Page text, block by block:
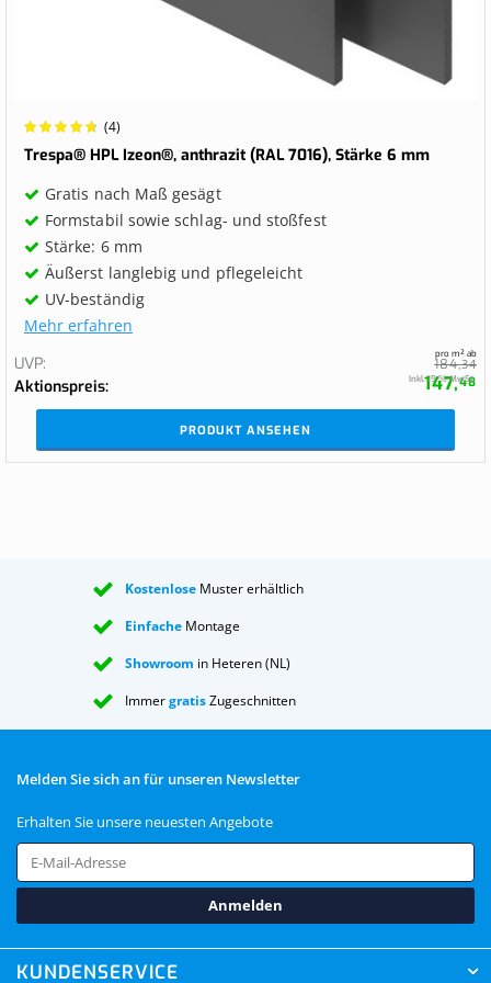
Wertung:
97.5%
(4)
Trespa® HPL Izeon®, anthrazit (RAL 7016), Stärke 6 mm
Gratis nach Maß gesägt
Formstabil sowie schlag- und stoßfest
Stärke: 6 mm
Äußerst langlebig und pflegeleicht
UV-beständig
Mehr erfahren
UVP
184,34
Aktionspreis
pro m² ab
147,48
Inkl. 19 % MwSt.
PRODUKT ANSEHEN
Kostenlose Muster erhältlich
Einfache Montage
Showroom in Heteren (NL)
ImmergratisZugeschnitten
Melden Sie sich an für unseren Newsletter
Erhalten Sie unsere neuesten Angebote
Anmelden
KUNDENSERVICE